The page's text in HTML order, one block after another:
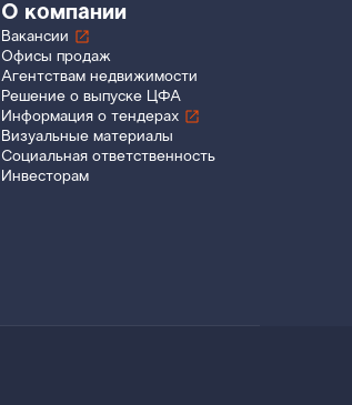
О компании
Вакансии
Офисы продаж
Агентствам недвижимости
Решение о выпуске ЦФА
Информация о тендерах
Визуальные материалы
Социальная ответственность
Инвесторам